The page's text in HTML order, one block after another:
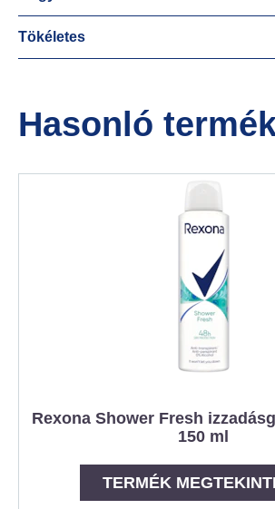
Tökéletes
Hasonló
Rexona Shower Fresh
150 ml
TERMÉK